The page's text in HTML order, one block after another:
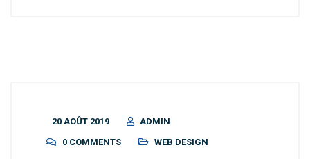
20 AOÛT 2019
ADMIN
0 COMMENTS
WEB DESIGN